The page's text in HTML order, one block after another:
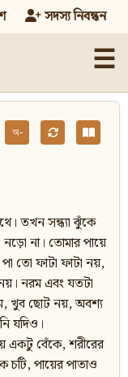
সদস্য নিবন্ধন
☰
অ-
তখন সন্ধ্যা ঝুঁকে
না। তোমার পায়ে
তো ফাটা ফাটা নয়,
নরম এবং যতটা
খুব ছোট নয়, অবশ্য
যদিও।
একটু বেঁকে, শরীরের
চটি, পায়ের পাতাও